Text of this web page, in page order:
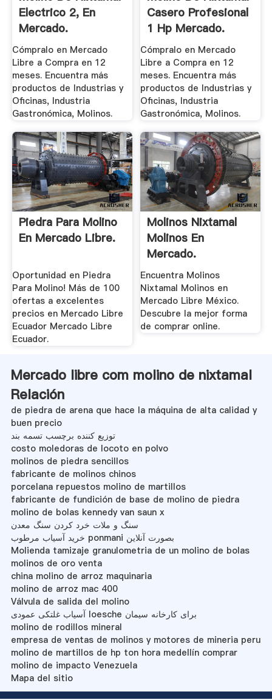
Electrico 2, En
Mercado.
Cómpralo en Mercado
Libre a Compra en 12
meses. Encuentra más
productos de Industrias y
Oficinas, Industria
Gastronómica, Molinos.
Casero Profesional
1 Hp Mercado.
Cómpralo en Mercado
Libre a Compra en 12
meses. Encuentra más
productos de Industrias y
Oficinas, Industria
Gastronómica, Molinos.
Piedra Para Molino
En Mercado Libre.
Oportunidad en Piedra
Para Molino! Más de 100
ofertas a excelentes
precios en Mercado Libre
Ecuador Mercado Libre
Ecuador.
Molinos Nixtamal
Molinos En
Mercado.
Encuentra Molinos
Nixtamal Molinos en
Mercado Libre México.
Descubre la mejor forma
de comprar online.
Mercado libre com molino de nixtamal
Relación
de piedra de arena que hace la máquina de alta calidad y
buen precio
توزیع کننده برچسب تسمه بند
costo moledoras de locoto en polvo
molinos de piedra sencillos
fabricante de molinos chinos
porcelana repuestos molino de martillos
fabricante de fundición de base de molino de piedra
molino de bolas kennedy van saun x
سنگ و ملات خرد کردن سنگ معدن
خرید آسیاب مرطوب ponmani بصورت آنلاین
Molienda tamizaje granulometria de un molino de bolas
molinos de oro venta
china molino de arroz maquinaria
molino de arroz mac 400
Válvula de salida del molino
آسیاب غلتکی عمودی loesche برای کارخانه سیمان
molino de rodillos mineral
empresa de ventas de molinos y motores de mineria peru
molino de martillos de hp ton hora medellín comprar
molino de impacto Venezuela
Mapa del sitio